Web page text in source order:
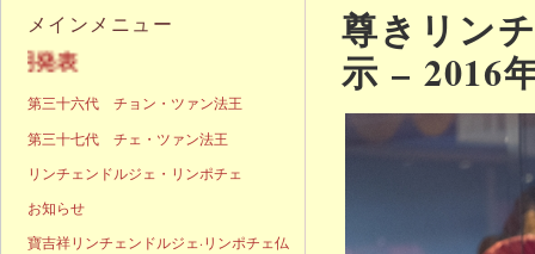
尊きリン
示 – 2016
メインメニュー
第三十六代 チョン・ツァン法王
第三十七代 チェ・ツァン法王
リンチェンドルジェ・リンポチェ
お知らせ
寶吉祥リンチェンドルジェ·リンポチェ仏